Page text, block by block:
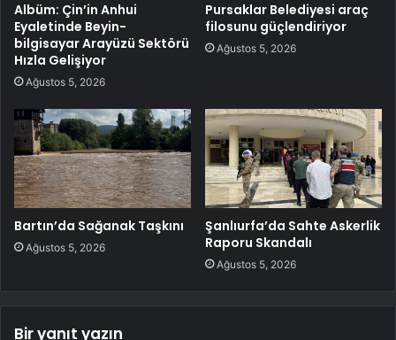
Albüm: Çin’in Anhui
Eyaletinde Beyin-
bilgisayar Arayüzü Sektörü
Hızla Gelişiyor
Ağustos 5, 2026
Pursaklar Belediyesi araç
filosunu güçlendiriyor
Ağustos 5, 2026
Bartın’da Sağanak Taşkını
Ağustos 5, 2026
Şanlıurfa’da Sahte Askerlik
Raporu Skandalı
Ağustos 5, 2026
Bir yanıt yazın